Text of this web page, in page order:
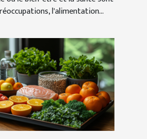
l'alimentation...